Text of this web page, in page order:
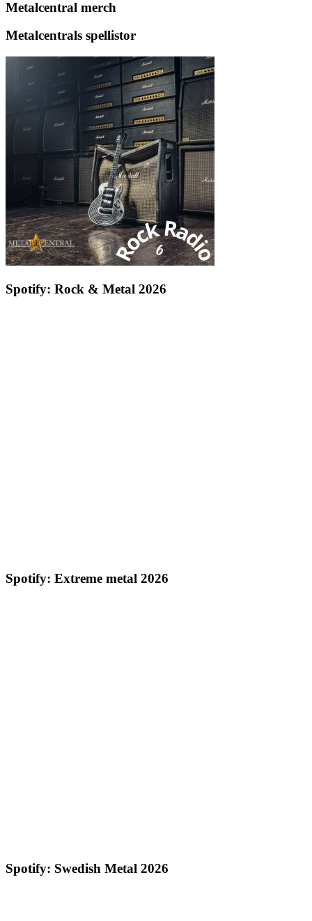
Metalcentral merch
Metalcentrals spellistor
Spotify: Rock & Metal 2026
Spotify: Extreme metal 2026
Spotify: Swedish Metal 2026